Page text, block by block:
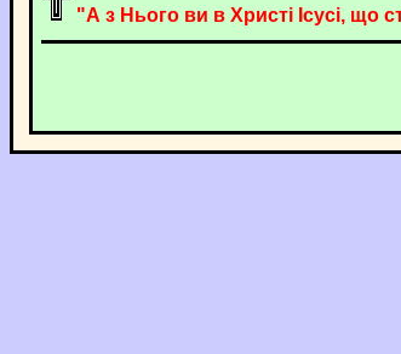
"А з Нього ви в Христі Ісусі, що